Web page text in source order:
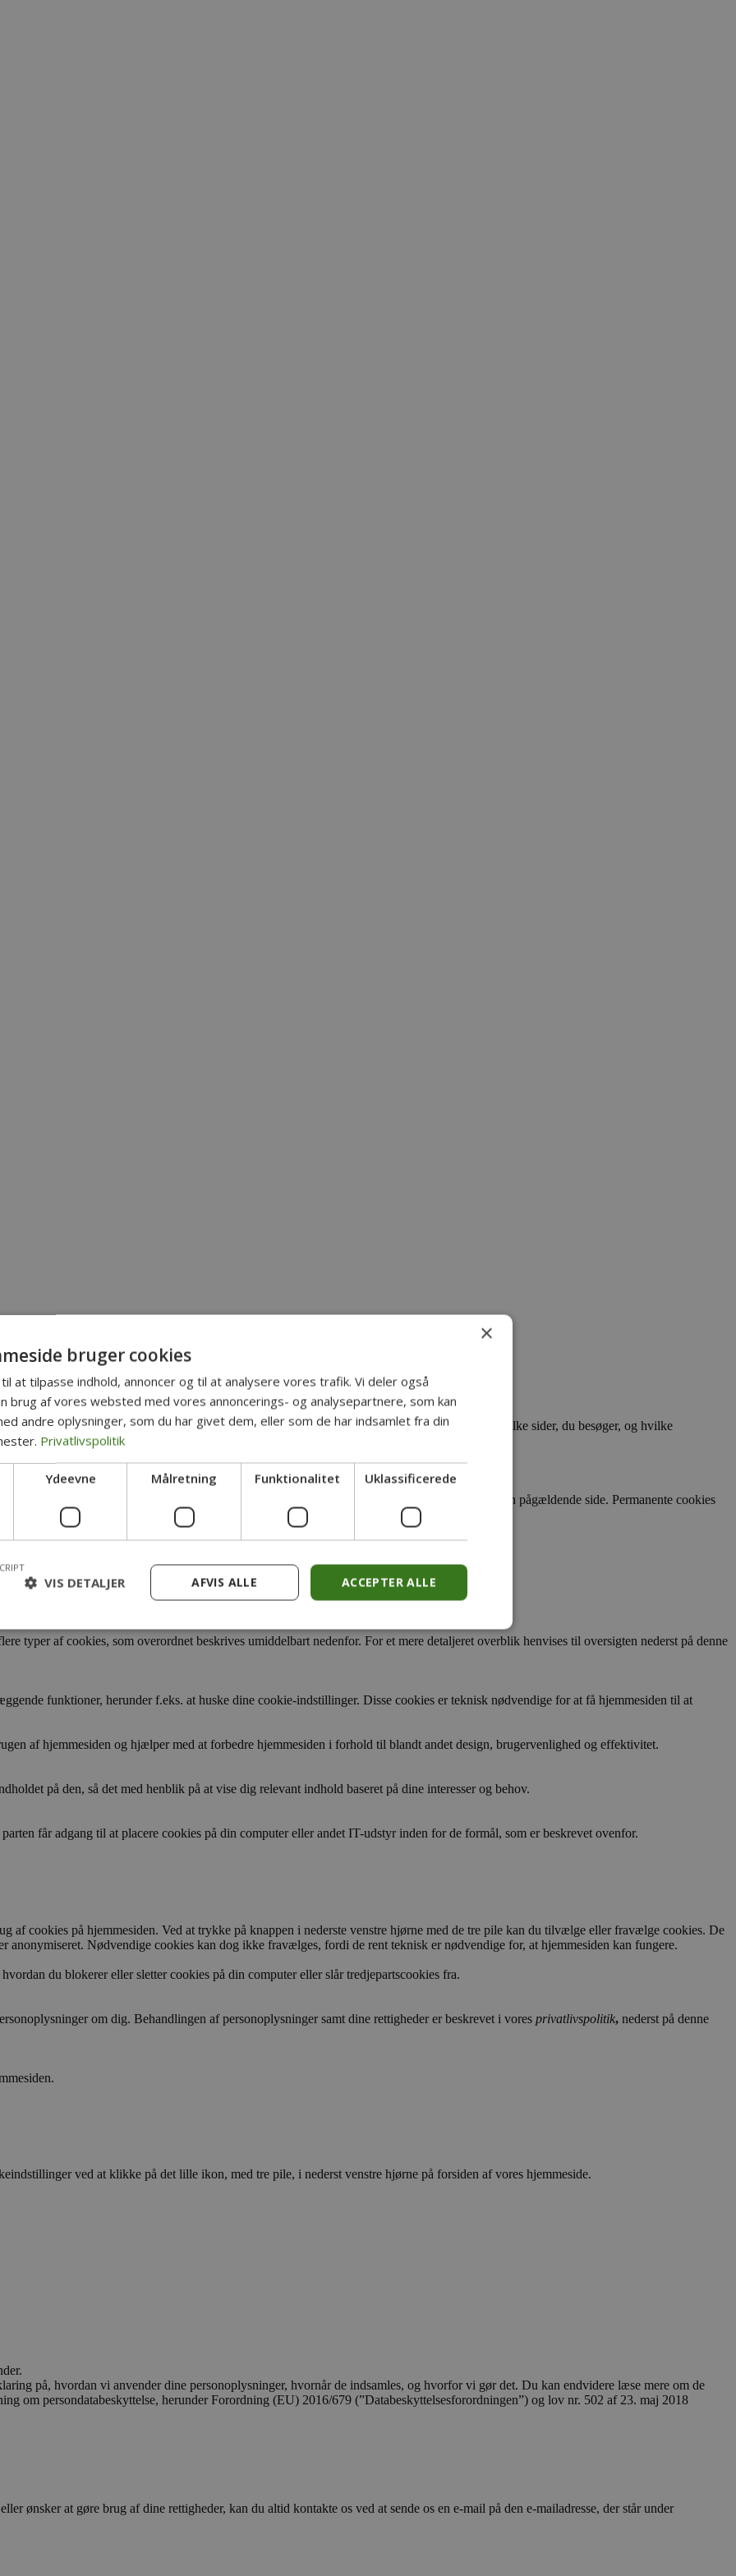
mobiltelefon, når du besøger en hjemmeside. De gør det muligt at indsamle information om, hvilke sider, du besøger, og hvilke
permanente.
og slettes automatisk, når browseren lukkes.
en hjemmeside. Disse cookies gør det muligt at ’genkende’ dig, når du vender tilbage til den pågældende side. Permanente cookies
kan samtykke til vores brug af cookies på hjemmesiden.
typer af cookies, som overordnet beskrives umiddelbart nedenfor. For et mere detaljeret overblik henvises til oversigten nederst på denne
funktioner, herunder f.eks. at huske dine cookie-indstillinger. Disse cookies er teknisk nødvendige for at få hjemmesiden til at
af hjemmesiden og hjælper med at forbedre hjemmesiden i forhold til blandt andet design, brugervenlighed og effektivitet.
på den, så det med henblik på at vise dig relevant indhold baseret på dine interesser og behov.
får adgang til at placere cookies på din computer eller andet IT-udstyr inden for de formål, som er beskrevet ovenfor.
af cookies på hjemmesiden. Ved at trykke på knappen i nederste venstre hjørne med de tre pile kan du tilvælge eller fravælge cookies. De
anonymiseret. Nødvendige cookies kan dog ikke fravælges, fordi de rent teknisk er nødvendige for, at hjemmesiden kan fungere.
du blokerer eller sletter cookies på din computer eller slår tredjepartscookies fra.
om dig. Behandlingen af personoplysninger samt dine rettigheder er beskrevet i vores privatlivspolitik, nederst på denne
ved at klikke på det lille ikon, med tre pile, i nederst venstre hjørne på forsiden af vores hjemmeside.
på, hvordan vi anvender dine personoplysninger, hvornår de indsamles, og hvorfor vi gør det. Du kan endvidere læse mere om de
om persondatabeskyttelse, herunder Forordning (EU) 2016/679 (”Databeskyttelsesforordningen”) og lov nr. 502 af 23. maj 2018
ønsker at gøre brug af dine rettigheder, kan du altid kontakte os ved at sende os en e-mail på den e-mailadresse, der står under
×
bruger cookies
at tilpasse indhold, annoncer og til at analysere vores trafik. Vi deler også
brug af vores websted med vores annoncerings- og analysepartnere, som kan
andre oplysninger, som du har givet dem, eller som de har indsamlet fra din
Privatlivspolitik
Ydeevne Målretning Funktionalitet Uklassificerede
ACCEPTER ALLE
AFVIS ALLE
VIS DETALJER